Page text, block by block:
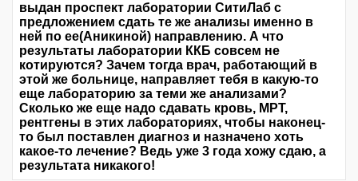
выдан проспект лаборатории СитиЛаб с
предложением сдать те же анализы именно в
ней по ее(Аникиной) направлению. А что
результаты лаборатории ККБ совсем не
котируются? Зачем тогда врач, работающий в
этой же больнице, направляет тебя в какую-то
еще лабораторию за теми же анализами?
Сколько же еще надо сдавать кровь, МРТ,
рентгены в этих лабораториях, чтобы наконец-
то был поставлен диагноз и назначено хоть
какое-то лечение? Ведь уже 3 года хожу сдаю, а
результата никакого!